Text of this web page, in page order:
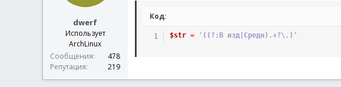
dwerf
Использует
ArchLinux
Сообщения
478
Репутация
219
Код:
$str = '((?:В изд|Средн).+?\.)'